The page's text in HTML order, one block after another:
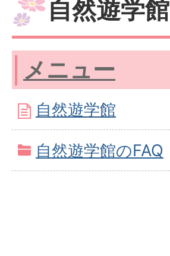
自然遊学館
メニュー
自然遊学館
自然遊学館のFAQ